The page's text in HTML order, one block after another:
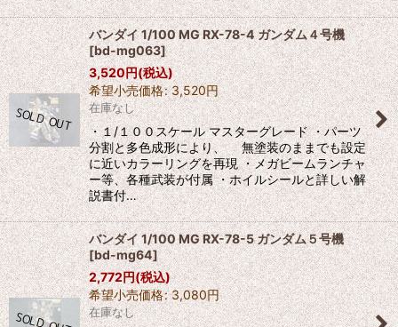
バンダイ 1/100 MG RX-78-4 ガンダム４号機
[bd-mg063]
3,520円(税込)
希望小売価格: 3,520円
在庫なし
・１/１００スケール マスターグレード ・パーツ
分割と多色成形により、 無塗装のままでも設定
に近いカラーリングを再現 ・メガビームランチャ
ー等、各種武装が付属 ・ホイルシールと詳しい解
説書付…
バンダイ 1/100 MG RX-78-5 ガンダム５号機
[bd-mg64]
2,772円(税込)
希望小売価格: 3,080円
在庫なし